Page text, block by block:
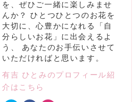
を、ぜひご一緒に楽しみませ
んか？ ひとつひとつのお花を
大切に、心豊かになれる「自
分らしいお花」に出会えるよ
う、 あなたのお手伝いさせて
いただければと思います。
有吉 ひとみのプロフィール紹
介はこちら